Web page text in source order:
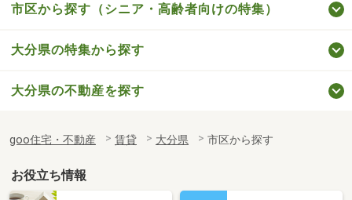
市区から探す（シニア・高齢者向けの特集）
大分県の特集から探す
大分県の不動産を探す
goo住宅・不動産 賃貸 大分県 市区から探す
お役立ち情報